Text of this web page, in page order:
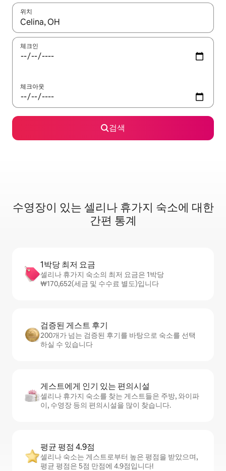
위치
결과가 나오면 위·아래 화살표 키를 사용하거나 터치 또는 스와이
체크인
체크아웃
검색
수영장이 있는 셀리나 휴가지 숙소에 대한
간편 통계
1박당 최저 요금
셀리나 휴가지 숙소의 최저 요금은 1박당
₩170,652(세금 및 수수료 별도)입니다
검증된 게스트 후기
200개가 넘는 검증된 후기를 바탕으로 숙소를 선택
하실 수 있습니다
게스트에게 인기 있는 편의시설
셀리나 휴가지 숙소를 찾는 게스트들은 주방, 와이파
이, 수영장 등의 편의시설을 많이 찾습니다.
평균 평점 4.9점
셀리나 숙소는 게스트로부터 높은 평점을 받았으며,
평균 평점은 5점 만점에 4.9점입니다!